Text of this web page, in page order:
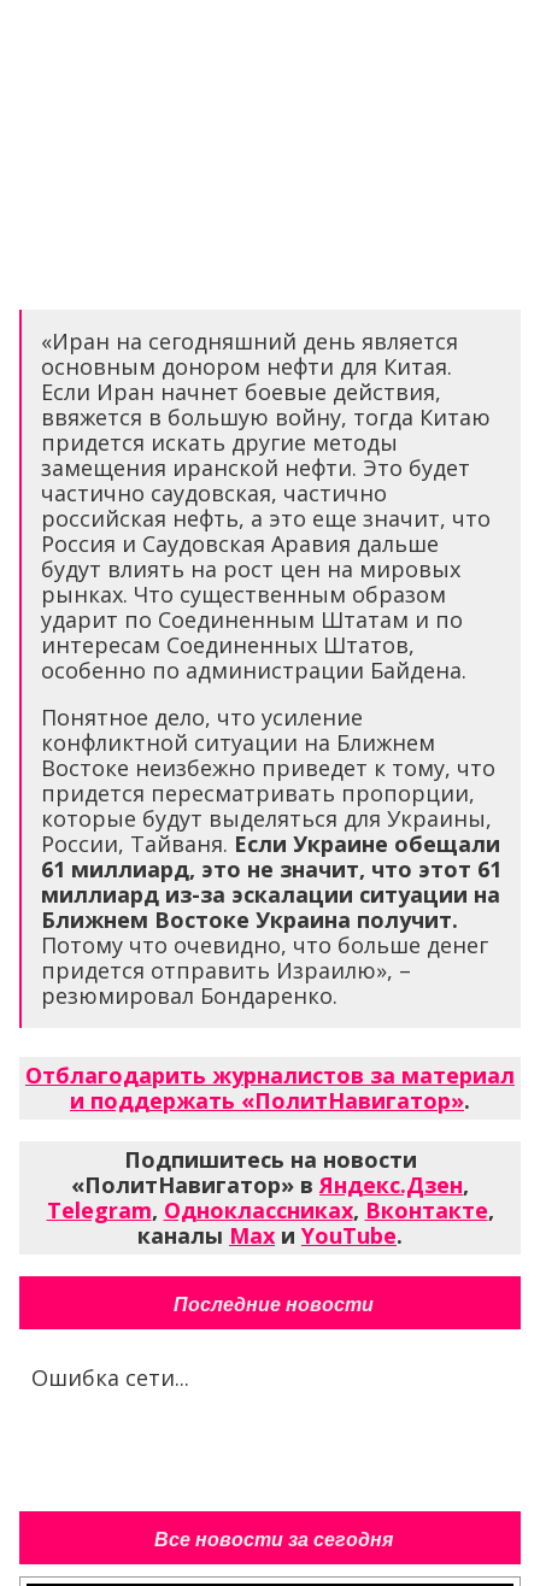
«Иран на сегодняшний день является
основным донором нефти для Китая.
Если Иран начнет боевые действия,
ввяжется в большую войну, тогда Китаю
придется искать другие методы
замещения иранской нефти. Это будет
частично саудовская, частично
российская нефть, а это еще значит, что
Россия и Саудовская Аравия дальше
будут влиять на рост цен на мировых
рынках. Что существенным образом
ударит по Соединенным Штатам и по
интересам Соединенных Штатов,
особенно по администрации Байдена.
Понятное дело, что усиление
конфликтной ситуации на Ближнем
Востоке неизбежно приведет к тому, что
придется пересматривать пропорции,
которые будут выделяться для Украины,
России, Тайваня. Если Украине обещали
61 миллиард, это не значит, что этот 61
миллиард из-за эскалации ситуации на
Ближнем Востоке Украина получит.
Потому что очевидно, что больше денег
придется отправить Израилю», –
резюмировал Бондаренко.
Отблагодарить журналистов за материал
и поддержать «ПолитНавигатор».
Подпишитесь на новости
«ПолитНавигатор» вЯндекс.Дзен,
Telegram, Одноклассниках, Вконтакте,
каналы Max и YouTube.
Последние новости
Ошибка сети...
Все новости за сегодня